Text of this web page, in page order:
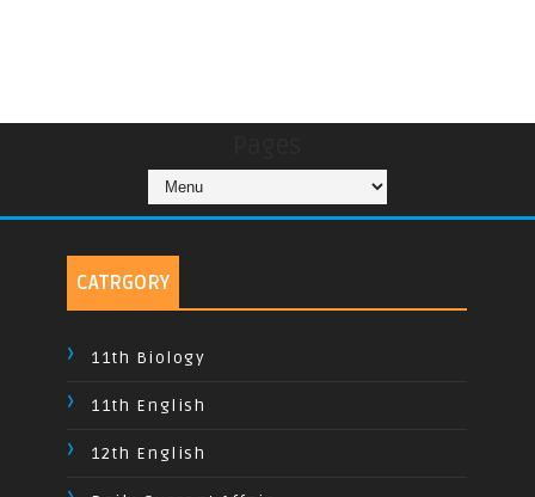
CATRGORY
11th Biology
11th English
12th English